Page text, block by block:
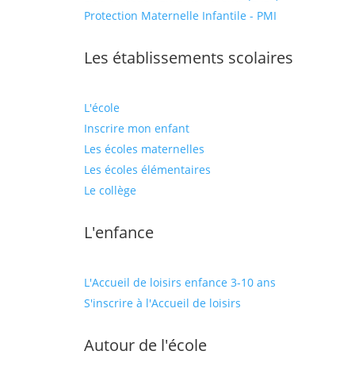
Protection Maternelle Infantile - PMI
Les établissements scolaires
L'école
Inscrire mon enfant
Les écoles maternelles
Les écoles élémentaires
Le collège
L'enfance
L'Accueil de loisirs enfance 3-10 ans
S'inscrire à l'Accueil de loisirs
Autour de l'école